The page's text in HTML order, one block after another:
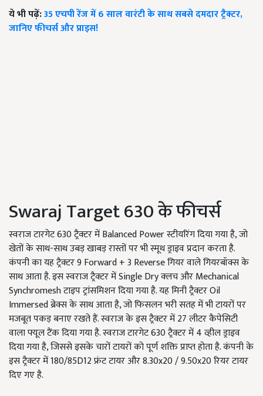
ये भी पढ़ें:35 एचपी रेंज में 6 साल वारंटी के साथ सबसे दमदार ट्रैक्टर,
जानिए फीचर्स और प्राइस!
Swaraj Target 630 के फीचर्स
स्वराज टारगेट 630 ट्रैक्टर में Balanced Power स्टीयरिंग दिया गया है, जो
खेतों के साथ-साथ उबड़ खाबड़ रास्तों पर भी स्मूथ ड्राइव प्रदान करता है.
कंपनी का यह ट्रैक्टर 9 Forward + 3 Reverse गियर वाले गियरबॉक्स के
साथ आता है. इस स्वराज ट्रैक्टर में Single Dry क्लच और Mechanical
Synchromesh टाइप ट्रांसमिशन दिया गया है. यह मिनी ट्रैक्टर Oil
Immersed ब्रेक्स के साथ आता है, जो फिसलन भरी सतह में भी टायरों पर
मजबूत पकड़ बनाए रखते हैं. स्वराज के इस ट्रैक्टर में 27 लीटर कैपेसिटी
वाला फ्यूल टैंक दिया गया है. स्वराज टारगेट 630 ट्रैक्टर में 4 व्हील ड्राइव
दिया गया है, जिससे इसके चारों टायरों को पूर्ण शक्ति प्राप्त होता है. कंपनी के
इस ट्रैक्टर में 180/85D12 फ्रंट टायर और 8.30x20 / 9.50x20 रियर टायर
दिए गए है.